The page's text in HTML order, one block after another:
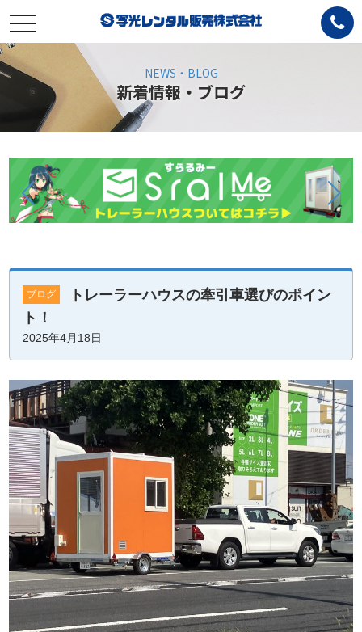
toggle
navigation
NEWS・BLOG
新着情報・ブログ
ブログ
トレーラーハウスの牽引車選びのポイン
ト！
2025年4月18日